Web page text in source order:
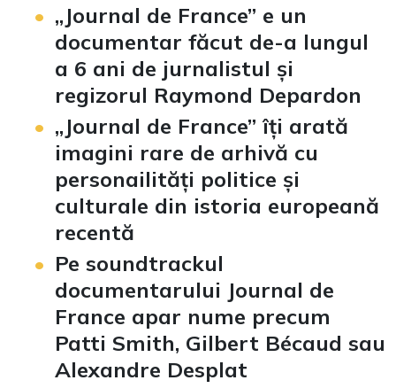
„Journal de France” e un
documentar făcut de-a lungul
a 6 ani de jurnalistul și
regizorul Raymond Depardon
„Journal de France” îți arată
imagini rare de arhivă cu
personailități politice și
culturale din istoria europeană
recentă
Pe soundtrackul
documentarului Journal de
France apar nume precum
Patti Smith, Gilbert Bécaud sau
Alexandre Desplat